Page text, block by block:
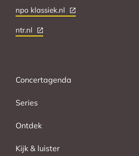
npo klassiek.nl
ntr.nl
Concertagenda
Series
Ontdek
Kijk & luister